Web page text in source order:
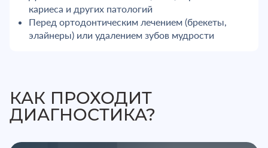
кариеса и других патологий
Перед ортодонтическим лечением (брекеты,
элайнеры) или удалением зубов мудрости
КАК ПРОХОДИТ
ДИАГНОСТИКА?